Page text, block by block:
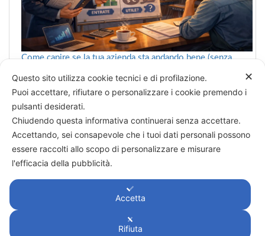
Come capire se la tua azienda sta andando bene (senza
Categorie
→Decidere è vedere
✕
Questo sito utilizza cookie tecnici e di profilazione.
Puoi accettare, rifiutare o personalizzare i cookie premendo i
pulsanti desiderati.
Chiudendo questa informativa continuerai senza accettare.
Accettando, sei consapevole che i tuoi dati personali possono
essere raccolti allo scopo di personalizzare e misurare
l'efficacia della pubblicità.
Accetta
Rifiuta